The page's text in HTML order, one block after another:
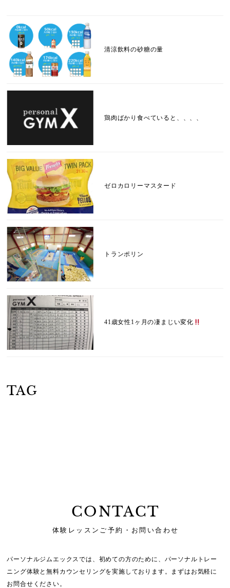
清涼飲料の砂糖の量
鶏肉ばかり食べていると、、、、
ゼロカロリーマスタード
トランポリン
41歳女性1ヶ月の凄まじい変化
TAG
CONTACT
体験レッスンご予約・お問い合わせ
パーソナルジムエックスでは、初めての方のために、 パーソナルトレー
ニング体験と無料カウンセリングを実施しております。
まずはお気軽に
お問合せください。